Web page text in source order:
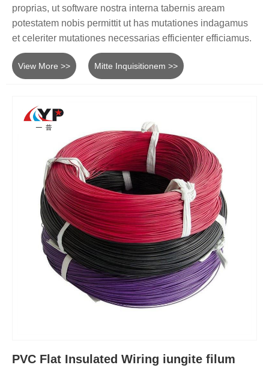
proprias, ut software nostra interna tabernis aream
potestatem nobis permittit ut has mutationes indagamus
et celeriter mutationes necessarias efficienter efficiamus.
View More >> Mitte Inquisitionem >>
PVC Flat Insulated Wiring iungite filum